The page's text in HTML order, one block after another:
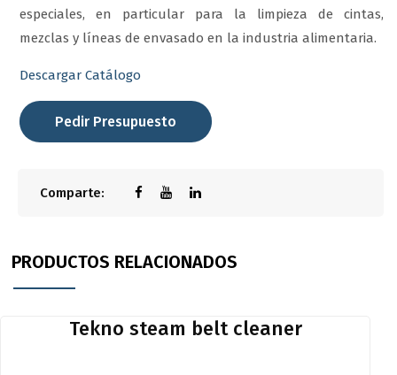
especiales, en particular para la limpieza de cintas,
mezclas y líneas de envasado en la industria alimentaria.
Descargar Catálogo
Pedir Presupuesto
Comparte:
PRODUCTOS RELACIONADOS
Tekno steam belt cleaner